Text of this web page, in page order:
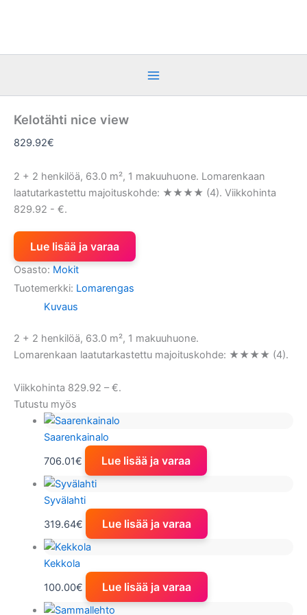
Kelotähti nice view
829.92€
2 + 2 henkilöä, 63.0 m², 1 makuuhuone. Lomarenkaan
laatutarkastettu majoituskohde: ★★★★ (4). Viikkohinta
829.92 - €.
Lue lisää ja varaa
Osasto: Mokit
Tuotemerkki: Lomarengas
Kuvaus
2 + 2 henkilöä, 63.0 m², 1 makuuhuone.
Lomarenkaan laatutarkastettu majoituskohde: ★★★★ (4).
Viikkohinta 829.92 – €.
Tutustu myös
Saarenkainalo
706.01€ Lue lisää ja varaa
Syvälahti
319.64€ Lue lisää ja varaa
Kekkola
100.00€ Lue lisää ja varaa